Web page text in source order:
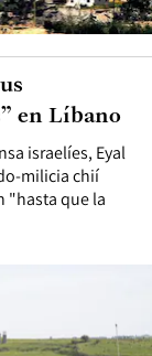
israelíes, Eyal
milicia chií
"hasta que la
en Líbano